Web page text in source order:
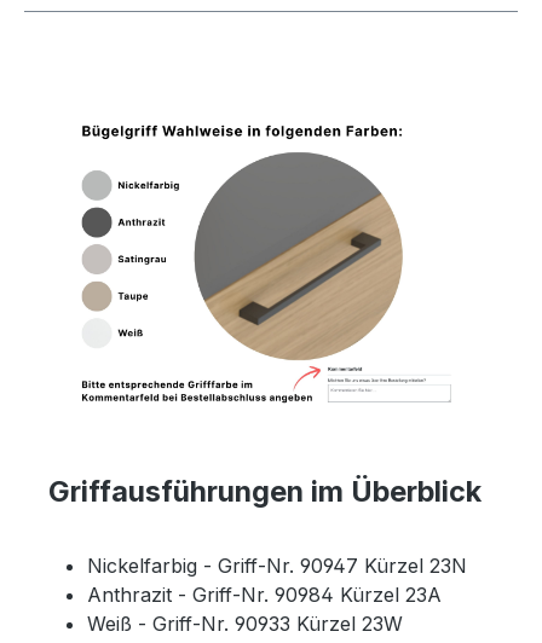
Griffausführungen im Überblick
Nickelfarbig - Griff-Nr. 90947 Kürzel 23N
Anthrazit - Griff-Nr. 90984 Kürzel 23A
Weiß - Griff-Nr. 90933 Kürzel 23W